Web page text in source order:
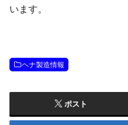
います。
ヘナ製造情報
ポスト